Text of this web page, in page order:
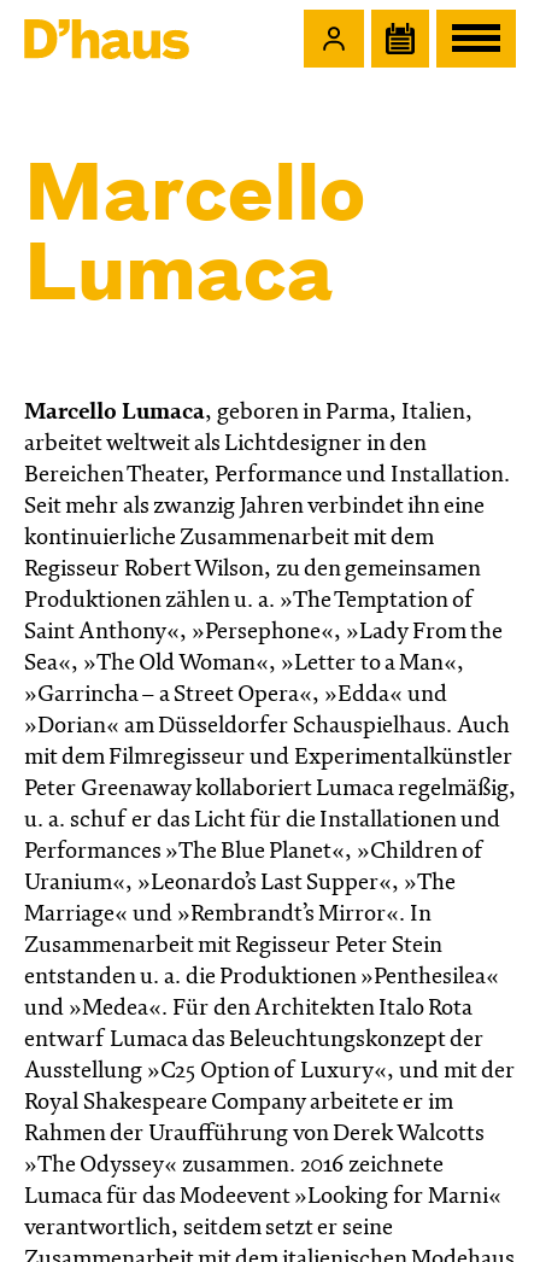
Marcello
Lumaca
Marcello Lumaca, geboren in Parma, Italien,
arbeitet weltweit als Lichtdesigner in den
Bereichen Theater, Performance und Installation.
Seit mehr als zwanzig Jahren verbindet ihn eine
kontinuierliche Zusammenarbeit mit dem
Regisseur Robert Wilson, zu den gemeinsamen
Produktionen zählen u. a. »The Temptation of
Saint Anthony«, »Persephone«, »Lady From the
Sea«, »The Old Woman«, »Letter to a Man«,
»Garrincha – a Street Opera«, »Edda« und
»Dorian« am Düsseldorfer Schauspielhaus. Auch
mit dem Filmregisseur und Experimentalkünstler
Peter Greenaway kollaboriert Lumaca regelmäßig,
u. a. schuf er das Licht für die Installationen und
Performances »The Blue Planet«, »Children of
Uranium«, »Leonardo’s Last Supper«, »The
Marriage« und »Rembrandt’s Mirror«. In
Zusammenarbeit mit Regisseur Peter Stein
entstanden u. a. die Produktionen »Penthesilea«
und »Medea«. Für den Architekten Italo Rota
entwarf Lumaca das Beleuchtungskonzept der
Ausstellung »C25 Option of Luxury«, und mit der
Royal Shakespeare Company arbeitete er im
Rahmen der Uraufführung von Derek Walcotts
»The Odyssey« zusammen. 2016 zeichnete
Lumaca für das Modeevent »Looking for Marni«
verantwortlich, seitdem setzt er seine